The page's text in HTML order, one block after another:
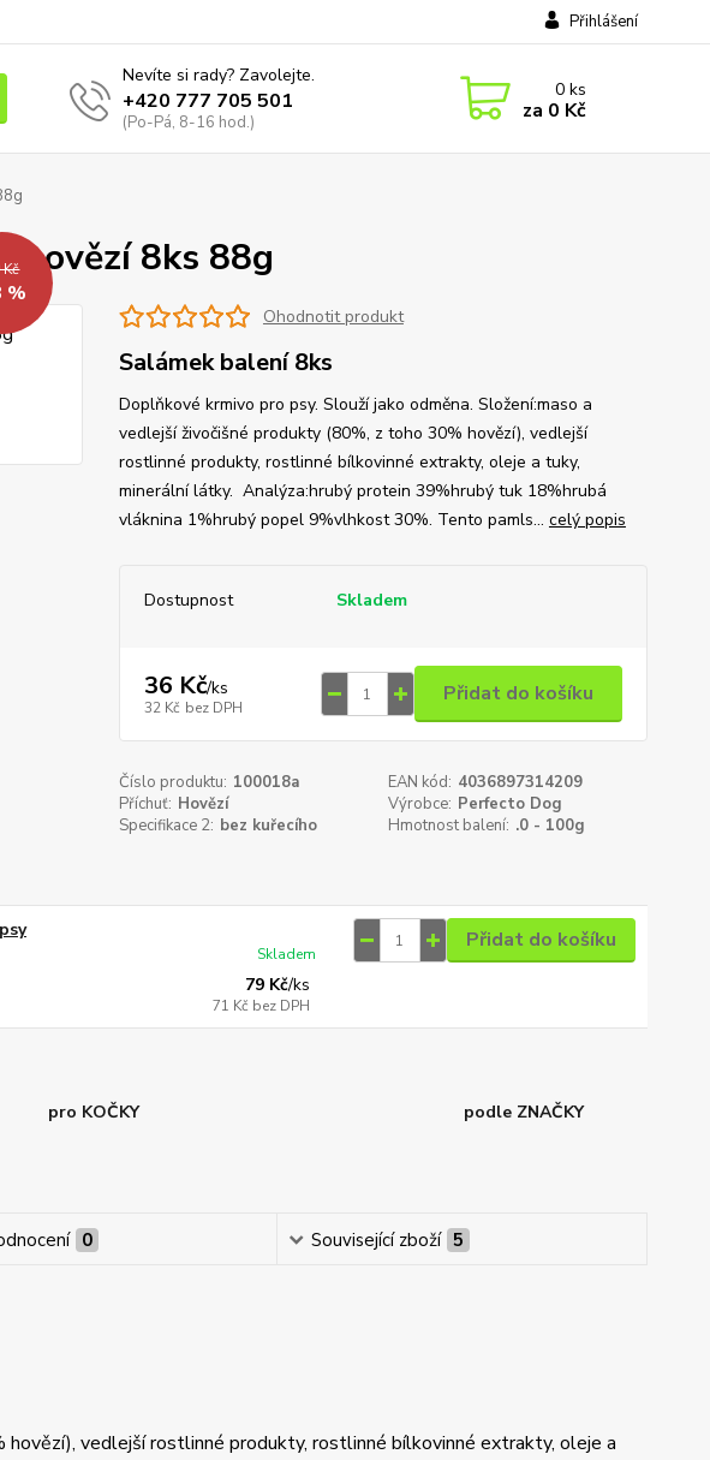
Přihlášení
Nevíte si rady? Zavolejte.
+420 777 705 501
(Po-Pá, 8-16 hod.)
0ks
za 0 Kč
hovězí 8ks 88g
Kč
%
Ohodnotit produkt
Salámek balení 8ks
Doplňkové krmivo pro psy. Slouží jako odměna. Složení:maso a
vedlejší živočišné produkty (80%, z toho 30% hovězí), vedlejší
rostlinné produkty, rostlinné bílkovinné extrakty, oleje a tuky,
minerální látky. Analýza:hrubý protein 39%hrubý tuk 18%hrubá
vláknina 1%hrubý popel 9%vlhkost 30%. Tento pamls... celý popis
Dostupnost Skladem
36 Kč/ks
32 Kč bez DPH
Přidat do košíku
Číslo produktu: 100018a EAN kód: 4036897314209
Příchuť: Hovězí Výrobce: Perfecto Dog
Specifikace 2: bez kuřecího Hmotnost balení: .0 - 100g
79 Kč/ks
71 Kč bez DPH
Skladem
Přidat do košíku
pro KOČKY podle ZNAČKY
0 Související zboží 5
vedlejší rostlinné produkty, rostlinné bílkovinné extrakty, oleje a